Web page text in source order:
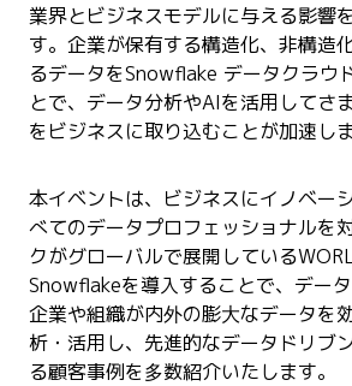
業界とビジネスモデルに与える影響
す。企業が保有する構造化、非構造
るデータをSnowflake データクラウ
とで、データ分析やAIを活用してさ
をビジネスに取り込むことが加速しま
本イベントは、ビジネスにイノベー
べてのデータプロフェッショナルを
クがグローバルで展開している
Snowflakeを導入することで、デー
企業や組織が内外の膨大なデータを
析・活用し、先進的なデータドリブ
る顧客事例を多数紹介いたします。